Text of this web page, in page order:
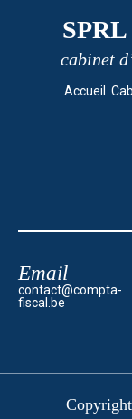
cabinet
Accueil
Email
contact@compta-
fiscal.be